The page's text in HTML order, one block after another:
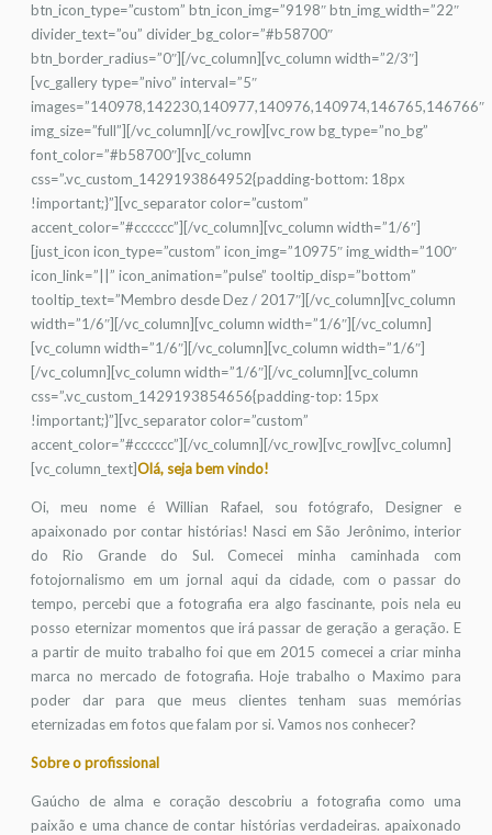
btn_icon_type=”custom” btn_icon_img=”9198″ btn_img_width=”22″
divider_text=”ou” divider_bg_color=”#b58700″
btn_border_radius=”0″][/vc_column][vc_column width=”2/3″]
[vc_gallery type=”nivo” interval=”5″
images=”140978,142230,140977,140976,140974,146765,146766″
img_size=”full”][/vc_column][/vc_row][vc_row bg_type=”no_bg”
font_color=”#b58700″][vc_column
css=”.vc_custom_1429193864952{padding-bottom: 18px
!important;}”][vc_separator color=”custom”
accent_color=”#cccccc”][/vc_column][vc_column width=”1/6″]
[just_icon icon_type=”custom” icon_img=”10975″ img_width=”100″
icon_link=”||” icon_animation=”pulse” tooltip_disp=”bottom”
tooltip_text=”Membro desde Dez / 2017″][/vc_column][vc_column
width=”1/6″][/vc_column][vc_column width=”1/6″][/vc_column]
[vc_column width=”1/6″][/vc_column][vc_column width=”1/6″]
[/vc_column][vc_column width=”1/6″][/vc_column][vc_column
css=”.vc_custom_1429193854656{padding-top: 15px
!important;}”][vc_separator color=”custom”
accent_color=”#cccccc”][/vc_column][/vc_row][vc_row][vc_column]
[vc_column_text]Olá, seja bem vindo!
Oi, meu nome é Willian Rafael, sou fotógrafo, Designer e
apaixonado por contar histórias! Nasci em São Jerônimo, interior
do Rio Grande do Sul. Comecei minha caminhada com
fotojornalismo em um jornal aqui da cidade, com o passar do
tempo, percebi que a fotografia era algo fascinante, pois nela eu
posso eternizar momentos que irá passar de geração a geração. E
a partir de muito trabalho foi que em 2015 comecei a criar minha
marca no mercado de fotografia. Hoje trabalho o Maximo para
poder dar para que meus clientes tenham suas memórias
eternizadas em fotos que falam por si. Vamos nos conhecer?
Sobre o profissional
Gaúcho de alma e coração descobriu a fotografia como uma
paixão e uma chance de contar histórias verdadeiras. apaixonado